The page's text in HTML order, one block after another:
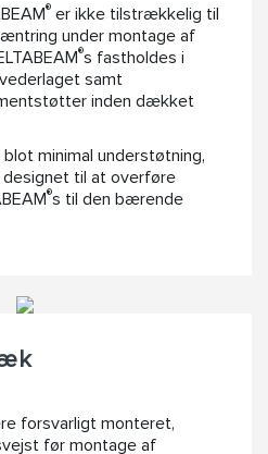
® er ikke tilstrækkelig til
under montage af
®s fastholdes i
samt
inden dækket
minimal understøtning,
designet til at overføre
®s til den bærende
forsvarligt monteret,
før montage af